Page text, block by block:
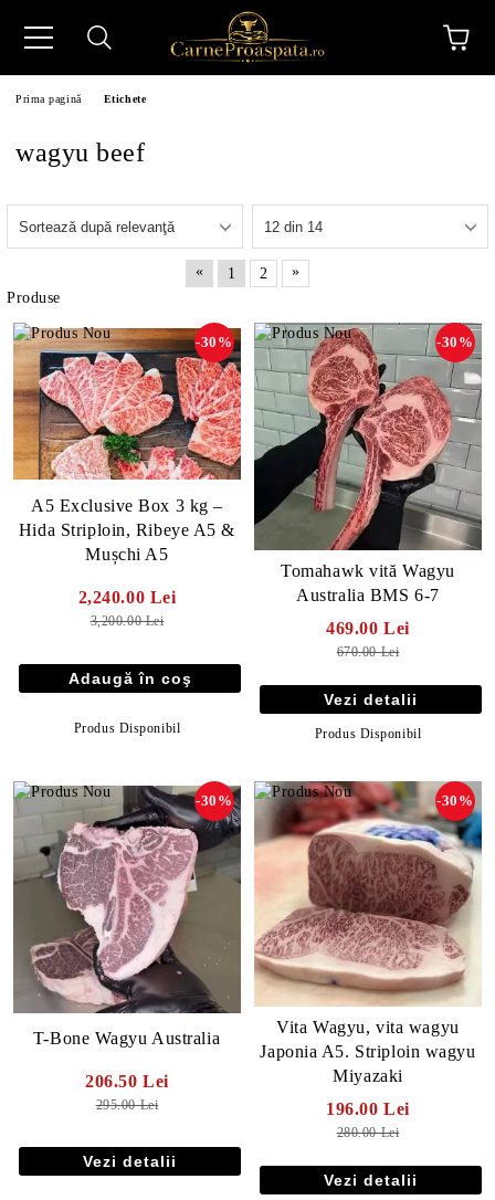
30%
Prima pagină Etichete
wagyu beef
« 1 2
»
Produse
A5 Exclusive Box 3 kg –
Hida Striploin, Ribeye A5 &
Mușchi A5
-30%
2,240.00 Lei
3,200.00 Lei
Produs Disponibil
Tomahawk vită Wagyu
Australia BMS 6-7
-30%
469.00 Lei
670.00 Lei
Vezi detalii
Produs Disponibil
T-Bone Wagyu Australia
-30%
206.50 Lei
295.00 Lei
Vezi detalii
Vita Wagyu, vita wagyu
Japonia A5. Striploin wagyu
Miyazaki
-30%
196.00 Lei
280.00 Lei
Vezi detalii